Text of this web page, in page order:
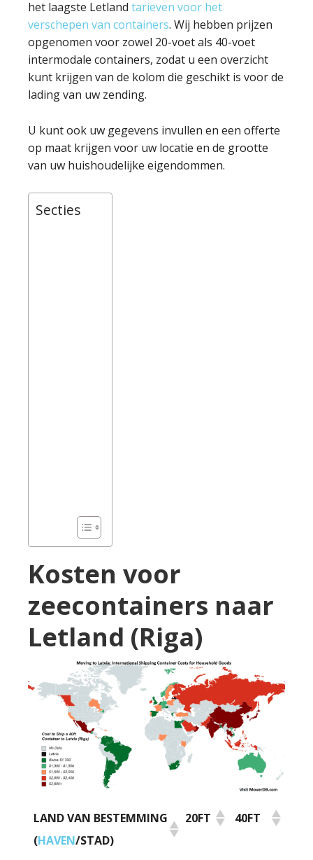
het laagste Letland tarieven voor het
verschepen van containers. Wij hebben prijzen
opgenomen voor zowel 20-voet als 40-voet
intermodale containers, zodat u een overzicht
kunt krijgen van de kolom die geschikt is voor de
lading van uw zending.
U kunt ook uw gegevens invullen en een offerte
op maat krijgen voor uw locatie en de grootte
van uw huishoudelijke eigendommen.
Secties
Kosten voor
zeecontainers naar
Letland (Riga)
LAND VAN BESTEMMING
(HAVEN/STAD)
20FT 40FT